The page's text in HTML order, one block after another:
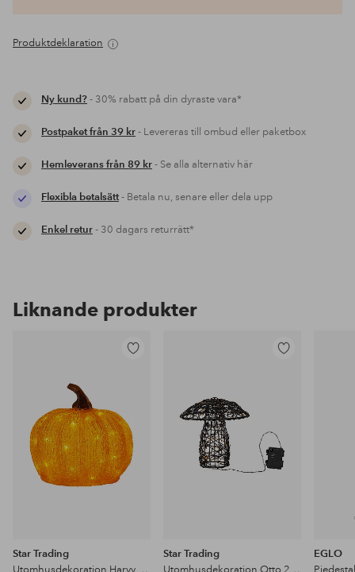
Produktdeklaration
Ny kund?- 30% rabatt på din dyraste vara*
Postpaket från 39 kr- Levereras till ombud eller paketbox
Hemleverans från 89 kr- Se alla alternativ här
Flexibla betalsätt- Betala nu, senare eller dela upp
Enkel retur- 30 dagars returrätt*
Liknande produkter
Star Trading
Utomhusdekoration Harvy höjd 20 cm
Star Trading
Utomhusdekoration Otto 25cm
EGLO